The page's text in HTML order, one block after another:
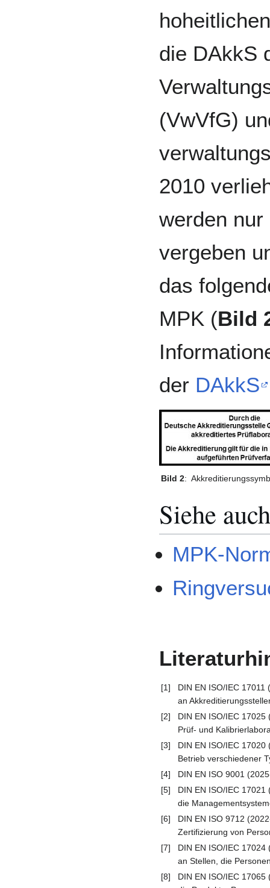
die DAkkS
(VwVfG)
2010
werden
vergeben
das
MPK (Bild
der DAkkS
Bild 2:
Siehe auch
MPK-
[1]
DIN EN ISO/IEC
an
[2]
DIN EN ISO/IEC
Prüf- und
[3]
DIN EN ISO/IEC
Betrieb verschiedener
[4]
DIN EN ISO 9001
[5]
DIN EN ISO/IEC
die
[6]
DIN EN ISO 9712
Zertifizierung von
[7]
DIN EN ISO/IEC
an Stellen, die
[8]
DIN EN ISO/IEC